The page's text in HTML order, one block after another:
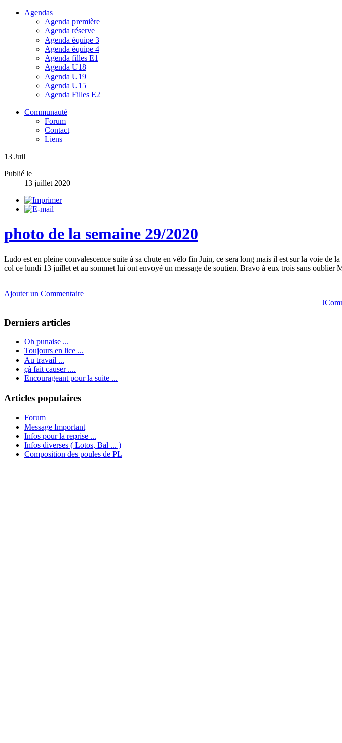
Agendas
Agenda première
Agenda réserve
Agenda équipe 3
Agenda équipe 4
Agenda filles E1
Agenda U18
Agenda U19
Agenda U15
Agenda Filles E2
Communauté
Forum
Contact
Liens
13 Juil
Publié le
13 juillet 2020
photo de la semaine 29/2020
Ludo est en pleine convalescence suite à sa chute en vélo fin Juin, ce sera long mais il est sur la voie
col ce lundi 13 juillet et au sommet lui ont envoyé un message de soutien. Bravo à eux trois sans oublier
Ajouter un Commentaire
Derniers articles
Oh punaise ...
Toujours en lice ...
Au travail ...
çà fait causer ....
Encourageant pour la suite ...
Articles populaires
Forum
Message Important
Infos pour la reprise ...
Infos diverses ( Lotos, Bal ... )
Composition des poules de PL